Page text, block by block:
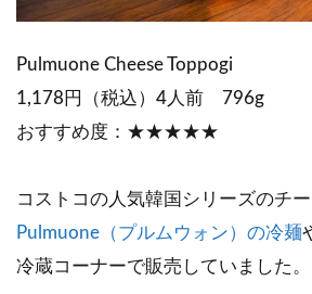
Pulmuone Cheese Toppogi
1,178円（税込）4人前 796g
おすすめ度：★★★★★
コストコの人気韓国シリーズのチー
Pulmuone（プルムウォン）の冷麺
冷蔵コーナーで販売していました。